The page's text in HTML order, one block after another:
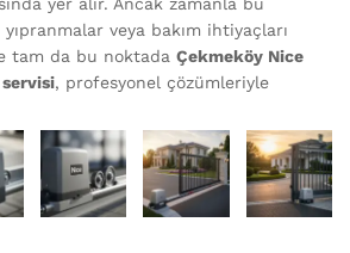
yer alır. Ancak zamanla bu
veya bakım ihtiyaçları
tam da bu noktada Çekmeköy Nice
, profesyonel çözümleriyle